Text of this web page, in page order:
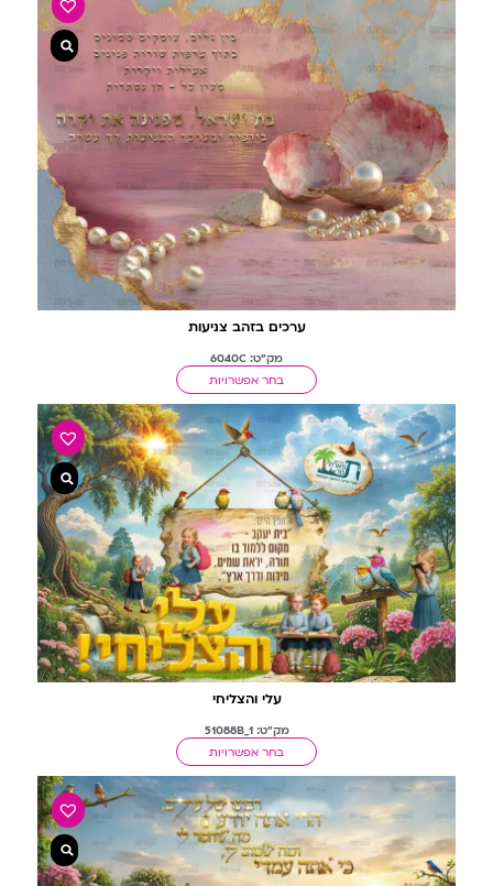
ערכים בזהב צניעות
מק"ט: 6040C
בחר אפשרויות
עלי והצליחי
מק"ט: 51088B_1
בחר אפשרויות